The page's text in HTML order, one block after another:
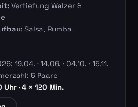
Vertiefung Walzer &
Salsa, Rumba,
19.04. · 14.06. · 04.10. · 15.11.
5 Paare
· 4 × 120 Min.